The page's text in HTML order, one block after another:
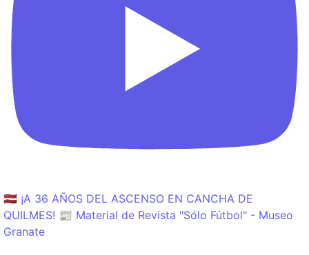
🇱🇻 ¡A 36 AÑOS DEL ASCENSO EN CANCHA DE
QUILMES! 📰 Material de Revista "Sólo Fútbol" - Museo
Granate